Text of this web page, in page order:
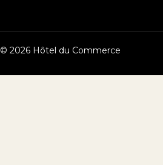
2026 Hôtel du Commerce